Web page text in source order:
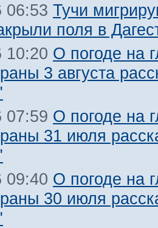
06:53 Тучи
поля в
10:20 О погоде на
3 августа
07:59 О погоде на
31 июля
09:40 О погоде на
30 июля